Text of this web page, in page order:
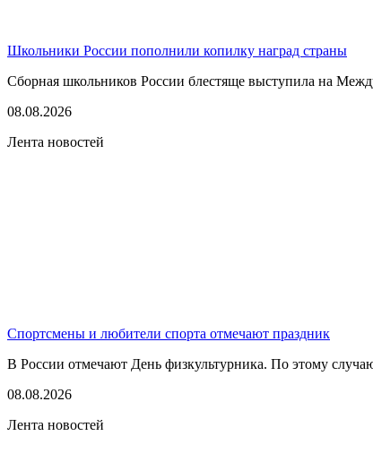
Школьники России пополнили копилку наград страны
Сборная школьников России блестяще выступила на
08.08.2026
Лента новостей
Спортсмены и любители спорта отмечают праздник
В России отмечают День физкультурника. По этому
08.08.2026
Лента новостей